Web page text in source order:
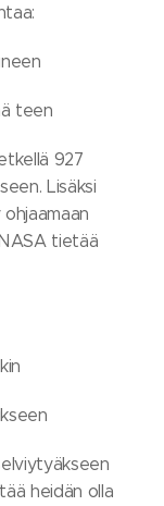
teen
927
Lisäksi
tietää
heidän olla